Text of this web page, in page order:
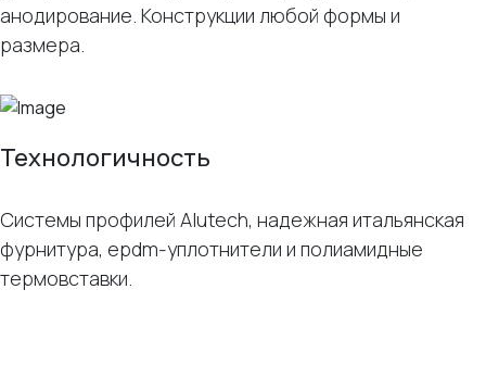
анодирование. Конструкции любой формы и
размера.
Технологичность
Системы профилей Alutech, надежная итальянская
фурнитура, epdm-уплотнители и полиамидные
термовставки.